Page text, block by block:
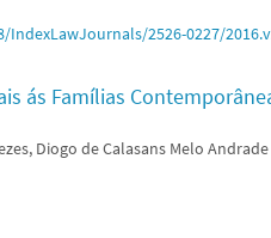
2526-0227/
ás Famílias
Diogo de Calasans Melo Andrade